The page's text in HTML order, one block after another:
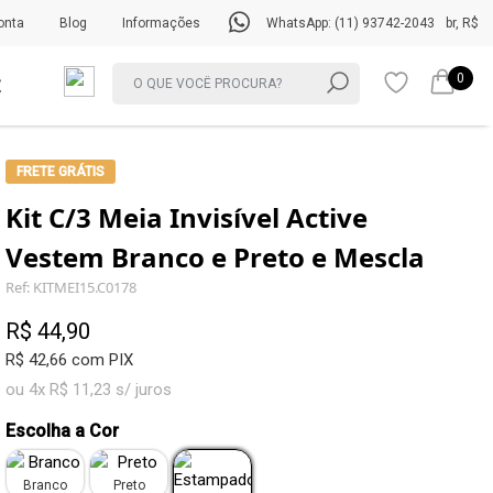
br, R$
WhatsApp: (11) 93742-2043
Informações
Blog
0
FRETE GRÁTIS
Kit C/3 Meia Invisível Active
Vestem Branco e Preto e Mescla
Ref: KITMEI15.C0178
R$ 44,90
R$ 42,66 com PIX
ou 4x R$ 11,23 s/ juros
Escolha a Cor
Branco Preto